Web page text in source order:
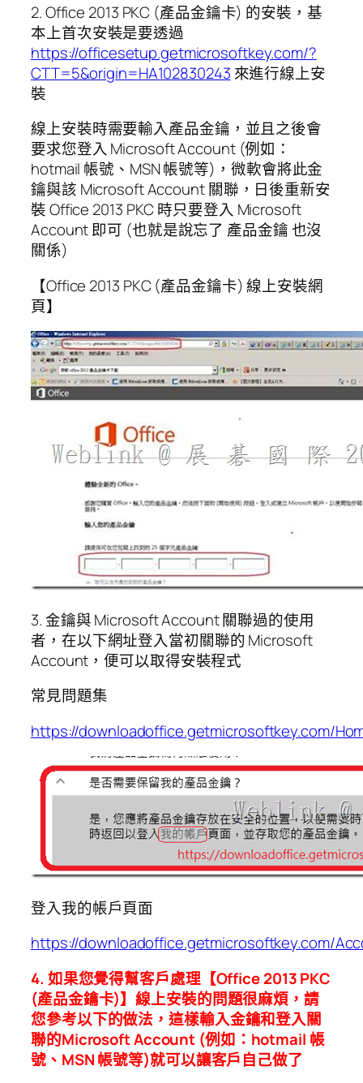
2. Office 2013 PKC (產品金鑰卡) 的安裝，基
本上首次安裝是要透過
https://officesetup.getmicrosoftkey.com/?
CTT=5&origin=HA102830243 來進行線上安
裝
線上安裝時需要輸入產品金鑰，並且之後會
要求您登入 Microsoft Account (例如：
hotmail 帳號、MSN 帳號等)，微軟會將此金
鑰與該 Microsoft Account 關聯，日後重新安
裝 Office 2013 PKC 時只要登入 Microsoft
Account 即可 (也就是說忘了 產品金鑰 也沒
關係)
【Office 2013 PKC (產品金鑰卡) 線上安裝網
頁】
3. 金鑰與 Microsoft Account 關聯過的使用
者，在以下網址登入當初關聯的 Microsoft
Account，便可以取得安裝程式
常見問題集
https://downloadoffice.getmicrosoftkey.com/
登入我的帳戶頁面
https://downloadoffice.getmicrosoftkey.com/
4. 如果您覺得幫客戶處理【Office 2013 PKC
(產品金鑰卡)】線上安裝的問題很麻煩，請
您參考以下的做法，這樣輸入金鑰和登入關
聯的Microsoft Account (例如：hotmail 帳
號、MSN 帳號等)就可以讓客戶自己做了